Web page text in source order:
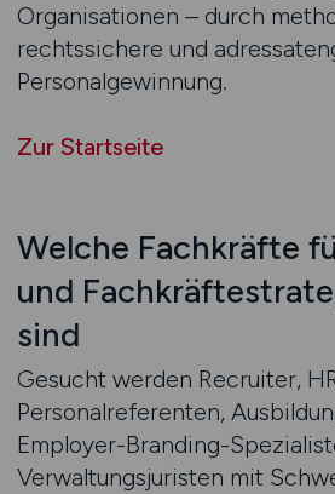
Organisationen – durch
rechtssichere und
Personalgewinnung.
Zur Startseite
Welche Fachkräfte
und
sind
Gesucht werden Recruiter,
Personalreferenten,
Employer-Branding-
Verwaltungsjuristen mit